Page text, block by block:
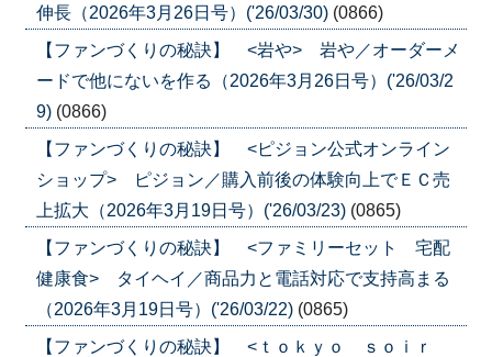
伸長（2026年3月26日号）('26/03/30) (0866)
【ファンづくりの秘訣】 <岩や> 岩や／オーダーメ
ードで他にないを作る（2026年3月26日号）('26/03/2
9) (0866)
【ファンづくりの秘訣】 <ピジョン公式オンライン
ショップ> ピジョン／購入前後の体験向上でＥＣ売
上拡大（2026年3月19日号）('26/03/23) (0865)
【ファンづくりの秘訣】 <ファミリーセット 宅配
健康食> タイヘイ／商品力と電話対応で支持高まる
（2026年3月19日号）('26/03/22) (0865)
【ファンづくりの秘訣】 <ｔｏｋｙｏ ｓｏｉｒ